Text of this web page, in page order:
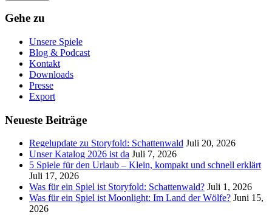
Gehe zu
Unsere Spiele
Blog & Podcast
Kontakt
Downloads
Presse
Export
Neueste Beiträge
Regelupdate zu Storyfold: Schattenwald Juli 20, 2026
Unser Katalog 2026 ist da Juli 7, 2026
5 Spiele für den Urlaub – Klein, kompakt und schnell erklärt
Juli 17, 2026
Was für ein Spiel ist Storyfold: Schattenwald? Juli 1, 2026
Was für ein Spiel ist Moonlight: Im Land der Wölfe? Juni 15,
2026